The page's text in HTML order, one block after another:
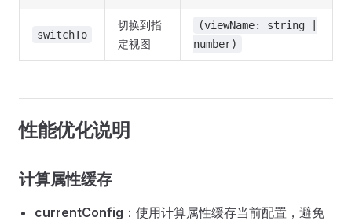
switchTo
切换到指
定视图
(viewName: string |
number)
性能优化说明
计算属性缓存
currentConfig ：使用计算属性缓存当前配置，避免